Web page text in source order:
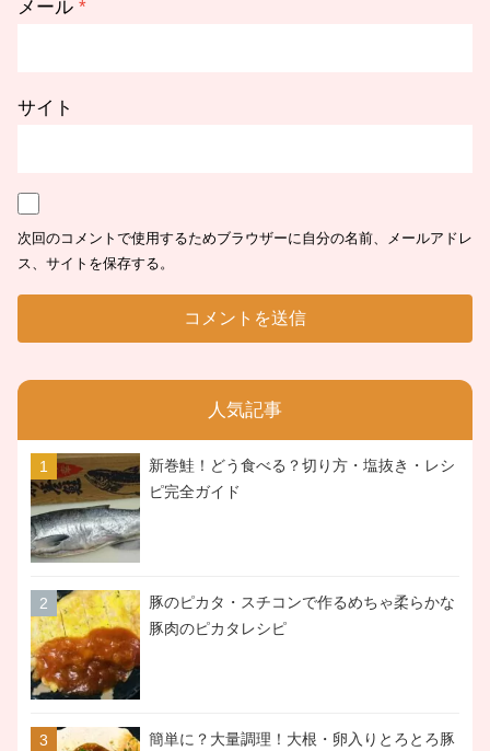
メール *
サイト
次回のコメントで使用するためブラウザーに自分の名前、メールアドレ
ス、サイトを保存する。
人気記事
新巻鮭！どう食べる？切り方・塩抜き・レシ
ピ完全ガイド
豚のピカタ・スチコンで作るめちゃ柔らかな
豚肉のピカタレシピ
簡単に？大量調理！大根・卵入りとろとろ豚